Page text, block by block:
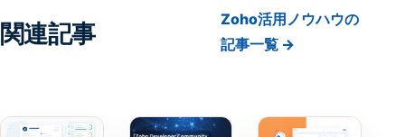
関連記事
Zoho活用ノウハウの
記事一覧 →